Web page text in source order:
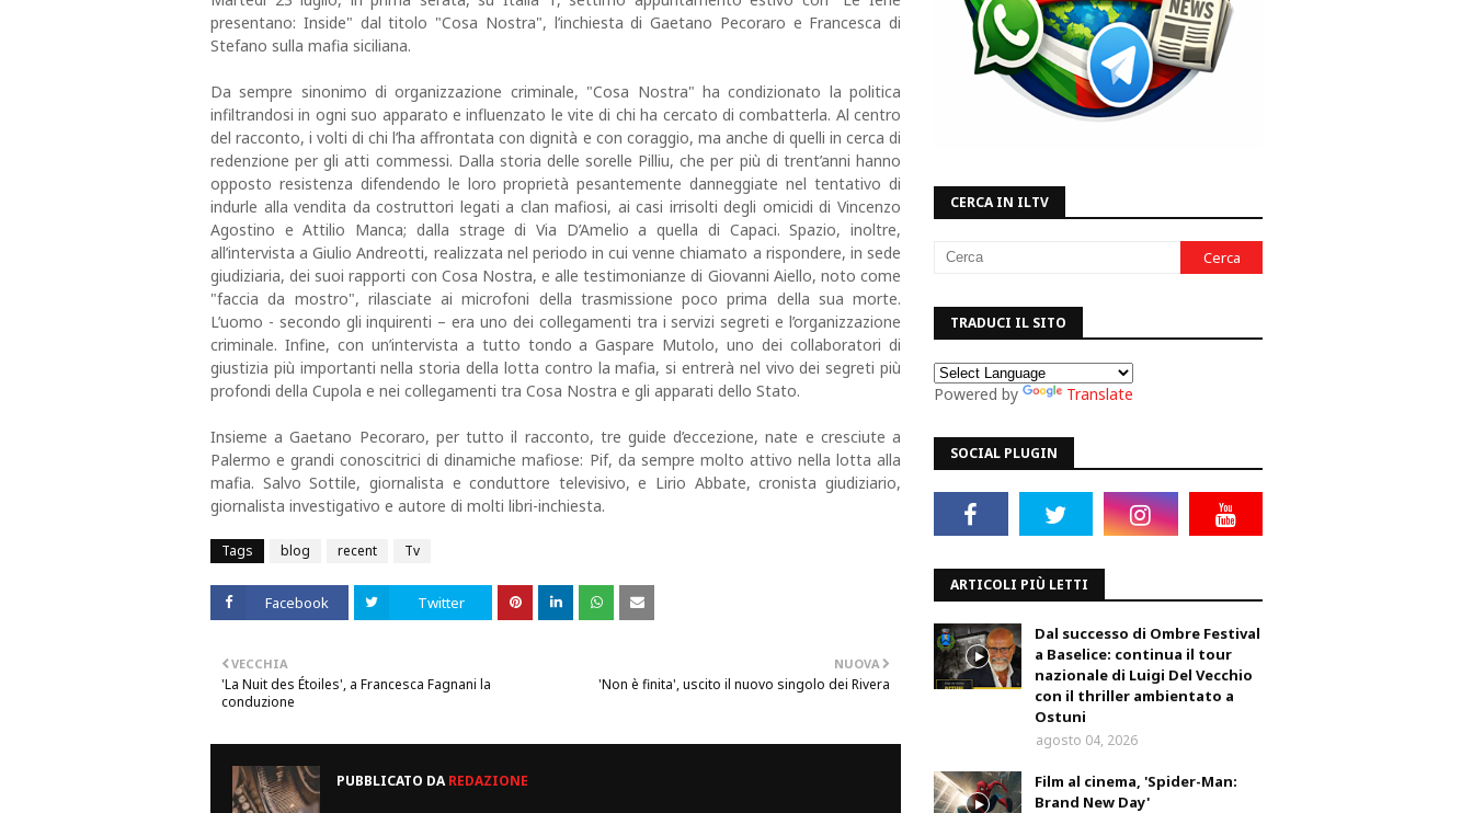
presentano: Inside" dal titolo "Cosa Nostra", l’inchiesta di Gaetano Pecoraro e Francesca di
Stefano sulla mafia siciliana.
Da sempre sinonimo di organizzazione criminale, "Cosa Nostra" ha condizionato la politica
infiltrandosi in ogni suo apparato e influenzato le vite di chi ha cercato di combatterla. Al centro
del racconto, i volti di chi l’ha affrontata con dignità e con coraggio, ma anche di quelli in cerca di
redenzione per gli atti commessi. Dalla storia delle sorelle Pilliu, che per più di trent’anni hanno
opposto resistenza difendendo le loro proprietà pesantemente danneggiate nel tentativo di
indurle alla vendita da costruttori legati a clan mafiosi, ai casi irrisolti degli omicidi di Vincenzo
Agostino e Attilio Manca; dalla strage di Via D’Amelio a quella di Capaci. Spazio, inoltre,
all’intervista a Giulio Andreotti, realizzata nel periodo in cui venne chiamato a rispondere, in sede
giudiziaria, dei suoi rapporti con Cosa Nostra, e alle testimonianze di Giovanni Aiello, noto come
"faccia da mostro", rilasciate ai microfoni della trasmissione poco prima della sua morte.
L’uomo - secondo gli inquirenti – era uno dei collegamenti tra i servizi segreti e l’organizzazione
criminale. Infine, con un’intervista a tutto tondo a Gaspare Mutolo, uno dei collaboratori di
giustizia più importanti nella storia della lotta contro la mafia, si entrerà nel vivo dei segreti più
profondi della Cupola e nei collegamenti tra Cosa Nostra e gli apparati dello Stato.
Insieme a Gaetano Pecoraro, per tutto il racconto, tre guide d’eccezione, nate e cresciute a
Palermo e grandi conoscitrici di dinamiche mafiose: Pif, da sempre molto attivo nella lotta alla
mafia. Salvo Sottile, giornalista e conduttore televisivo, e Lirio Abbate, cronista giudiziario,
giornalista investigativo e autore di molti libri-inchiesta.
Tags blog recent Tv
Facebook Twitter
NUOVA
'Non è finita', uscito il nuovo singolo dei Rivera
VECCHIA
'La Nuit des Étoiles', a Francesca Fagnani la
conduzione
PUBBLICATO DAREDAZIONE
CERCA IN ILTV
TRADUCI IL SITO
Powered by Translate
SOCIAL PLUGIN
ARTICOLI PIÙ LETTI
Dal successo di Ombre Festival
a Baselice: continua il tour
nazionale di Luigi Del Vecchio
con il thriller ambientato a
Ostuni
agosto 04, 2026
Film al cinema, 'Spider-Man:
Brand New Day'